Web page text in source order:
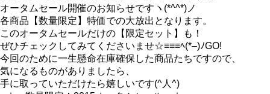
オータムセール開催のお知らせですヽ(*^^*)ノ
各商品【数量限定】特価での大放出となります。
このオータムセールだけの【限定セット】も！
ぜひチェックしてみてくださいませ☆≡≡≡ﾍ(*–)ﾉGO!
今回のために一生懸命在庫確保した商品たちですので、
気になるものがありましたら、
手に取っていただけたら嬉しいです(^人^)